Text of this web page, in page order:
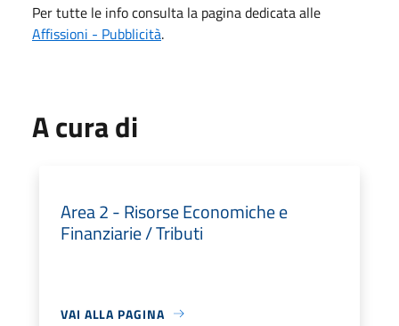
Per tutte le info consulta la pagina dedicata alle
Affissioni - Pubblicità.
A cura di
Area 2 - Risorse Economiche e
Finanziarie / Tributi
VAI ALLA PAGINA